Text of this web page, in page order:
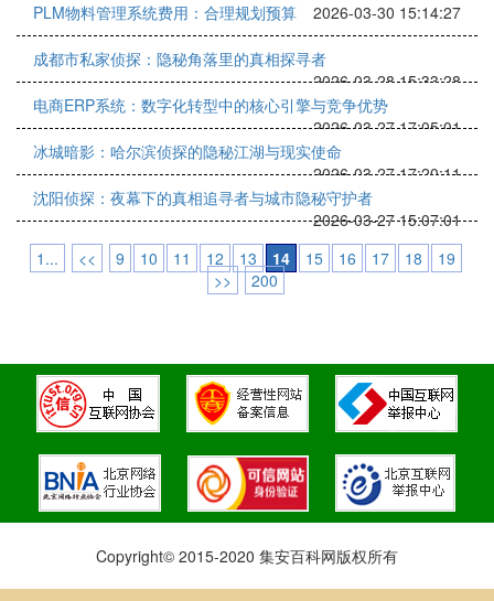
PLM物料管理系统费用：合理规划预算
2026-03-30 15:14:27
成都市私家侦探：隐秘角落里的真相探寻者
2026-03-28 15:33:28
电商ERP系统：数字化转型中的核心引擎与竞争优势
2026-03-27 17:05:01
冰城暗影：哈尔滨侦探的隐秘江湖与现实使命
2026-03-27 17:20:11
沈阳侦探：夜幕下的真相追寻者与城市隐秘守护者
2026-03-27 15:07:01
1...
<< 9 10 11 12 13 14 15 16 17 18
19
>>
200
Copyright© 2015-2020 集安百科网版权所有